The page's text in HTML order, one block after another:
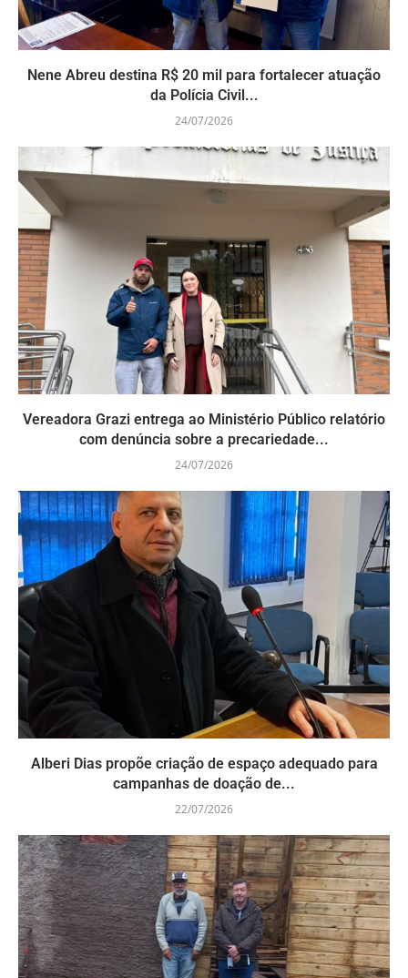
Nene Abreu destina R$ 20 mil para fortalecer atuação
da Polícia Civil...
24/07/2026
Vereadora Grazi entrega ao Ministério Público relatório
com denúncia sobre a precariedade...
24/07/2026
Alberi Dias propõe criação de espaço adequado para
campanhas de doação de...
22/07/2026